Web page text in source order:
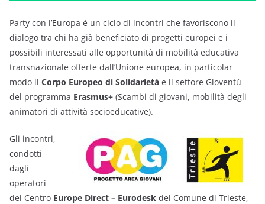
Party con l’Europa è un ciclo di incontri che favoriscono il
dialogo tra chi ha già beneficiato di progetti europei e i
possibili interessati alle opportunità di mobilità educativa
transnazionale offerte dall’Unione europea, in particolar
modo il Corpo Europeo di Solidarietà e il settore Gioventù
del programma Erasmus+ (Scambi di giovani, mobilità degli
animatori di attività socioeducative).
Gli incontri,
condotti
dagli
operatori
del Centro Europe Direct – Eurodesk del Comune di Trieste,